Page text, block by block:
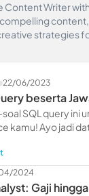
Content Writer
strategies
22/06/2023
beserta
SQL query ini
kamu! Ayo jadi
2024
Gaji